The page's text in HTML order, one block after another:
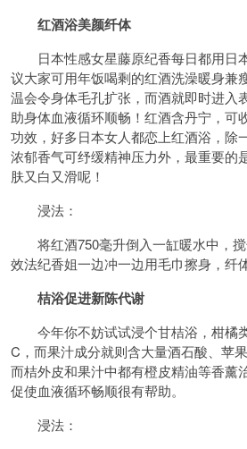
红酒浴美颜纤体
日本性感女星藤原纪香每日都用日
议大家可用年饭喝剩的红酒洗澡暖身兼
温会令身体毛孔扩张，而酒就即时进入
助身体血液循环顺畅！红酒含丹宁，可
功效，好多日本女人都恋上红酒浴，除
浓郁香气可纾缓精神压力外，最重要的
肤又白又滑呢！
浸法：
将红酒750毫升倒入一缸暖水中，搅
效法纪香姐一边冲一边用毛巾擦身，纤
桔浴促进新陈代谢
今年你不妨试试浸个甘桔浴，柑橘
C，而果汁成分就则含大量酒石酸、苹
而桔外皮和果汁中都有橙皮精油等香薰
促使血液循环畅顺很有帮助。
浸法：